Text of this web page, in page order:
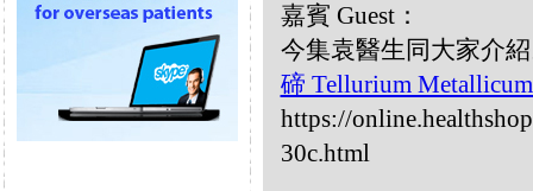
嘉賓 Guest：
今集袁醫生同大家介
碲 Tellurium
https://
30c.html